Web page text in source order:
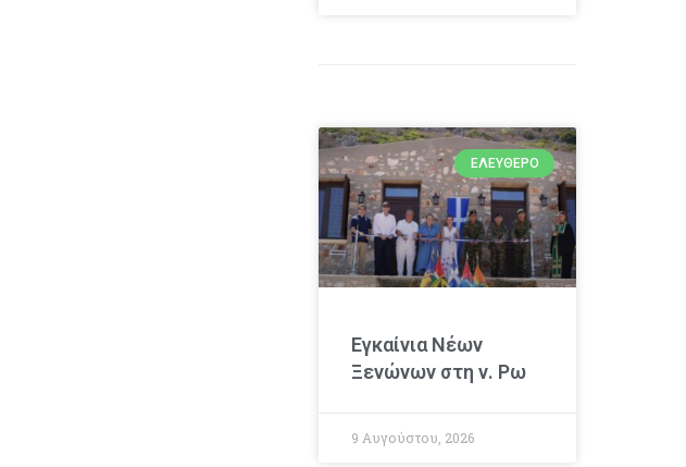
ΕΛΕΎΘΕΡΟ
Εγκαίνια Νέων
Ξενώνων στη ν. Ρω
9 Αυγούστου, 2026